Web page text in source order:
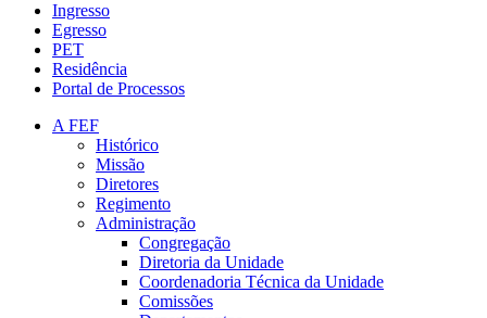
Ingresso
Egresso
PET
Residência
Portal de Processos
A FEF
Histórico
Missão
Diretores
Regimento
Administração
Congregação
Diretoria da Unidade
Coordenadoria Técnica da Unidade
Comissões